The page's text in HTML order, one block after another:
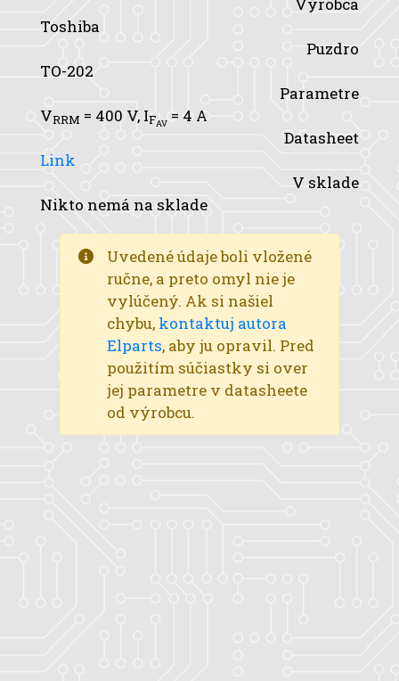
Toshiba
Puzdro
TO-202
Parametre
VRRM = 400 V, IFAV = 4 A
Datasheet
Link
V sklade
Nikto nemá na sklade
Uvedené údaje boli vložené
ručne, a preto omyl nie je
vylúčený. Ak si našiel
chybu, kontaktuj autora
Elparts, aby ju opravil. Pred
použitím súčiastky si over
jej parametre v datasheete
od výrobcu.